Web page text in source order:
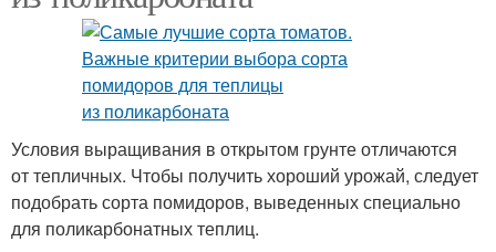
Условия выращивания в открытом грунте отличаются
от тепличных. Чтобы получить хороший урожай, следует
подобрать сорта помидоров, выведенных специально
для поликарбонатных теплиц.